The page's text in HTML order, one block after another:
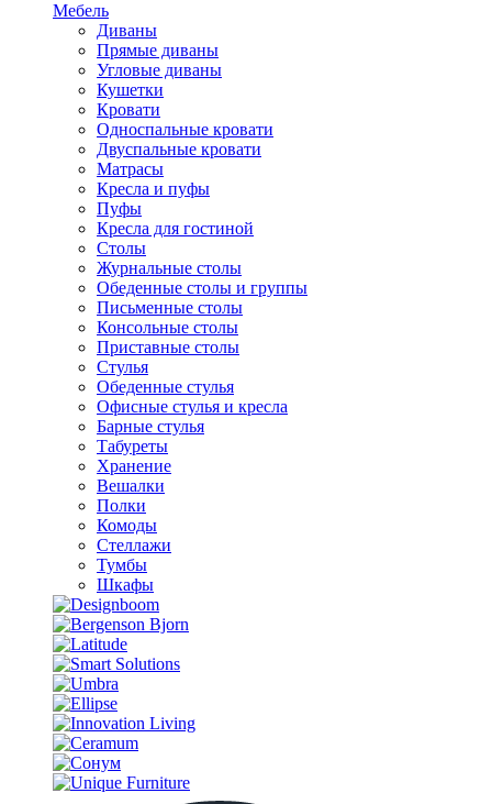
Мебель
Диваны
Прямые диваны
Угловые диваны
Кушетки
Кровати
Односпальные кровати
Двуспальные кровати
Матрасы
Кресла и пуфы
Пуфы
Кресла для гостиной
Столы
Журнальные столы
Обеденные столы и группы
Письменные столы
Консольные столы
Приставные столы
Стулья
Обеденные стулья
Офисные стулья и кресла
Барные стулья
Табуреты
Хранение
Вешалки
Полки
Комоды
Стеллажи
Тумбы
Шкафы